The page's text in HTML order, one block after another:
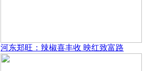
河东郑旺：辣椒喜丰收 映红致富路